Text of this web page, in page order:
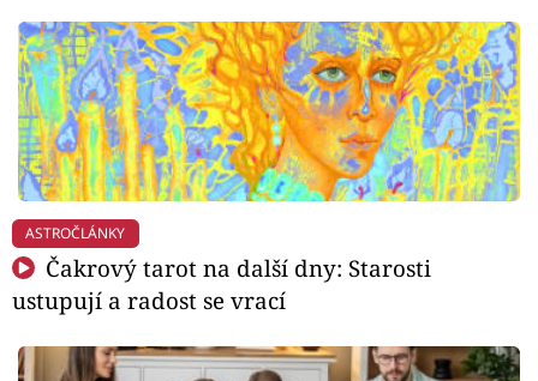
ASTROČLÁNKY
Čakrový tarot na další dny: Starosti
ustupují a radost se vrací